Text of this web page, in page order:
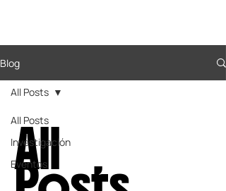
Blog
All Posts
Investigación
Eventos
All Posts
All